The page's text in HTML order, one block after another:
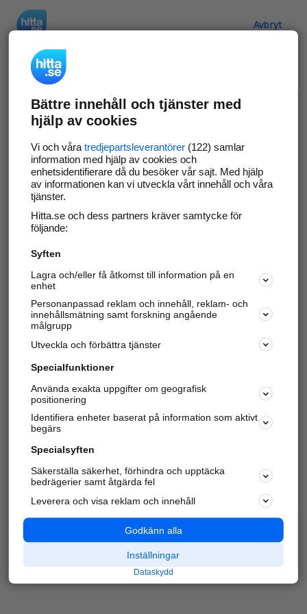
Avbryt
Verifiera ditt företag
Gör som 69 571företag
företagssida på hitta.se och syns bättre mot
kunder i ditt närområde. Helt kostnadsfritt.
Uppdatera din företagsinformation
Svara på och hantera dina omdömen
Har du redan verifierat ditt företag? Logga in
Varje vecka besöker du och4 miljoner
andra
härliga användare oss för att hitta rätt lokal
information om företag, privatpersoner och
platser.
Bättre innehåll och tjänster med
hjälp av cookies
Vi och våra tredjepartsleverantörer(122) samlar
information med hjälp av cookies och
enhetsidentifierare då du besöker vår sajt. Med hjälp
av informationen kan vi utveckla vårt innehåll och våra
tjänster.
Hitta.se och dess partners kräver samtycke för
följande:
Syften
Lagra och/eller få åtkomst till information på en
enhet
Personanpassad reklam och innehåll, reklam- och
innehållsmätning samt forskning angående
målgrupp
Utveckla och förbättra tjänster
Specialfunktioner
Använda exakta uppgifter om geografisk
positionering
Identifiera enheter baserat på information som aktivt
begärs
Specialsyften
Säkerställa säkerhet, förhindra och upptäcka
bedrägerier samt åtgärda fel
Leverera och visa reklam och innehåll
Godkänn alla
Inställningar
Dataskydd